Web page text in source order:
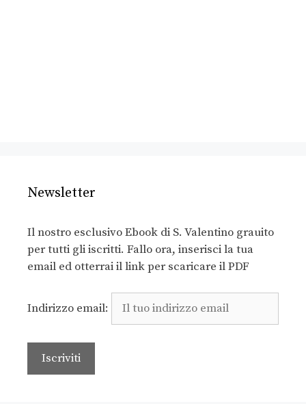
Newsletter
Il nostro esclusivo Ebook di S. Valentino grauito
per tutti gli iscritti. Fallo ora, inserisci la tua
email ed otterrai il link per scaricare il PDF
Indirizzo email: